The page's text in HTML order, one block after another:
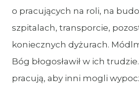
o pracujących na roli, na
szpitalach, transporcie,
koniecznych dyżurach.
Bóg błogosławił w ich
pracują, aby inni mogli